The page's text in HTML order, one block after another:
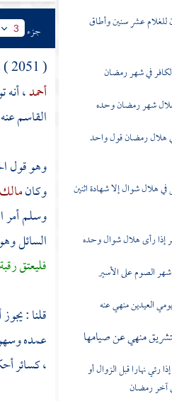
هلال رمضان قول واحد
هلال شوال إلا شهادة اثنين
العيدين منهي عنه
منهي عن صيامها
إذا رئي نهارا قبل الزوال أو
آخر رمضان
وتعجيل الفطر
شهر رمضان وأتبعه بست
كفارة سنة ويوم عرفة
جزء 3
( 2051 ) المسألة الرابعة ، أنه
أحمد،
القاسم
وهو قول
وكانمالك
وسلم أمر
السائل
فليعتق رقبة
قلنا :
عمده
، كسائر أحكامه . ( 2052 ) فصل : ولا فرق بين كون